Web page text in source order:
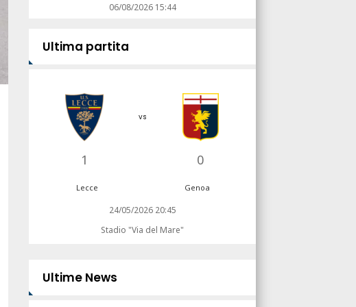
06/08/2026 15:44
Ultima partita
1
vs
0
Lecce Genoa
24/05/2026 20:45
Stadio "Via del Mare"
Ultime News